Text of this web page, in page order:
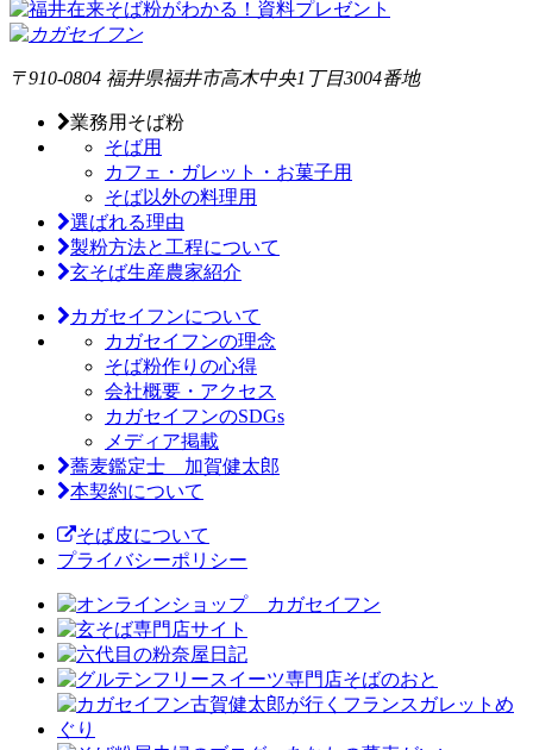
〒910-0804 福井県福井市高木中央1丁目3004番地
業務用そば粉
そば用
カフェ・ガレット・お菓子用
そば以外の料理用
選ばれる理由
製粉方法と工程について
玄そば生産農家紹介
カガセイフンについて
カガセイフンの理念
そば粉作りの心得
会社概要・アクセス
カガセイフンのSDGs
メディア掲載
蕎麦鑑定士 加賀健太郎
本契約について
そば皮について
プライバシーポリシー